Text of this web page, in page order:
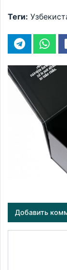
Теги:
Добавить